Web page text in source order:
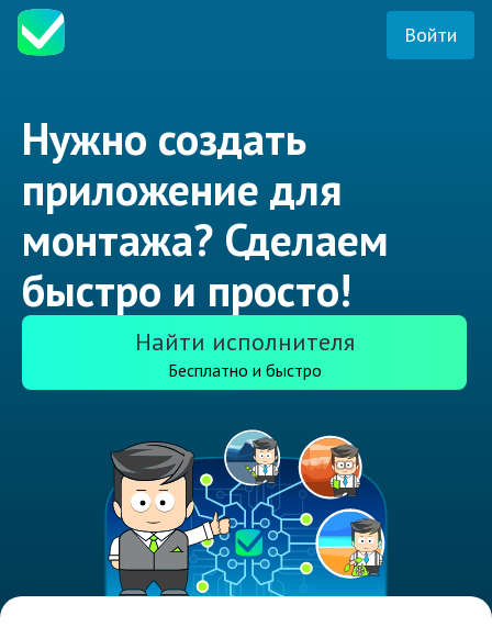
Войти
Нужно создать
приложение для
монтажа? Сделаем
быстро и просто!
Найти исполнителя
Бесплатно и быстро